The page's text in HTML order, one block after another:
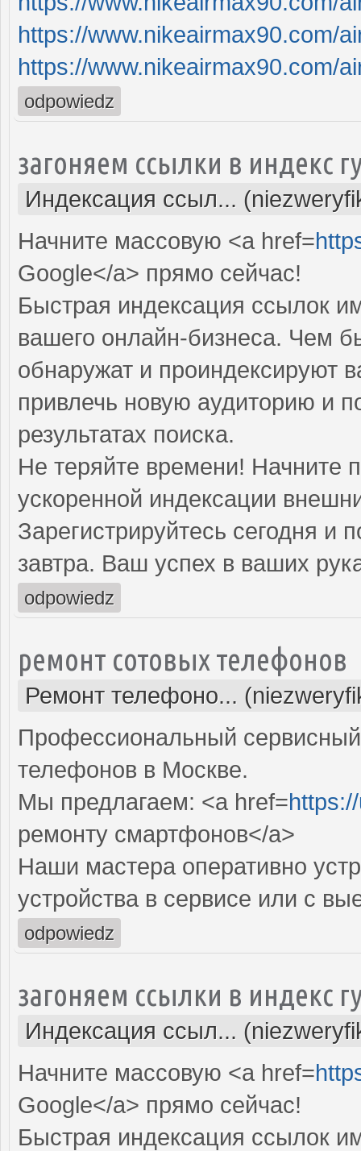
https://www.nikeairmax90.com/
https://www.nikeairmax90.com/
odpowiedz
загоняем ссылки в индекс
Индексация ссыл...
Начните массовую <a href=
Google</a> прямо cейчас!
Быстрая индексация ссылок
вашего онлайн-бизнеса. Чем
обнаружат и проиндексируют
привлечь новую аудиторию и
результатах поиска.
Не теряйте времени! Начните
ускоренной индексации
Зарегистрируйтесь сегодня и
завтра. Ваш успех в ваших
odpowiedz
ремонт сотовых телефонов
Ремонт телефоно...
Профессиональный
телефонов в Москве.
Мы предлагаем: <a href=
ремонту смартфонов</a>
Наши мастера оперативно
устройства в сервисе или с
odpowiedz
загоняем ссылки в индекс
Индексация ссыл...
Начните массовую <a href=
Google</a> прямо cейчас!
Быстрая индексация ссылок